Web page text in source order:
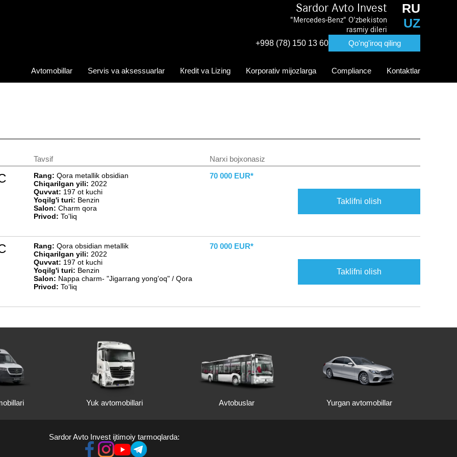
Sardor Avto Invest
"Mercedes-Benz" O'zbekiston
rasmiy dileri
+998 (78) 150 13 60 Qo'ng'iroq qiling
RU
UZ
Avtomobillar Servis va aksessuarlar Кredit va Lizing Korporativ mijozlarga Compliance Kontaktlar
Tavsif Narxi bojxonasiz
Rang: Qora metallik obsidian
Chiqarilgan yili: 2022
Quvvat: 197 ot kuchi
Yoqilg'i turi: Benzin
Salon: Сharm qora
Privod: To'liq
70 000 EUR*
Taklifni olish
Rang: Qora obsidian metallik
Chiqarilgan yili: 2022
Quvvat: 197 ot kuchi
Yoqilg'i turi: Benzin
Salon: Nappa charm- "Jigarrang yong'oq" / Qora
Privod: Toʻliq
70 000 EUR*
Taklifni olish
Yuk avtomobillari Avtobuslar Yurgan avtomobillar
Sardor Avto Invest ijtimoiy tarmoqlarda: